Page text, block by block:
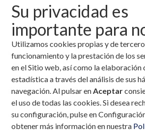
Su privacidad es
importante para
Utilizamos cookies propias y de
funcionamiento y la prestación de los
en el Sitio web, así como la
estadística a través del análisis de sus
navegación. Al pulsar enAceptar
el uso de todas las cookies. Si desea
su configuración, pulse en
obtener más información en nuestra